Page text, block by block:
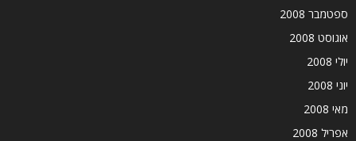
ספטמבר 2008
אוגוסט 2008
יולי 2008
יוני 2008
מאי 2008
אפריל 2008